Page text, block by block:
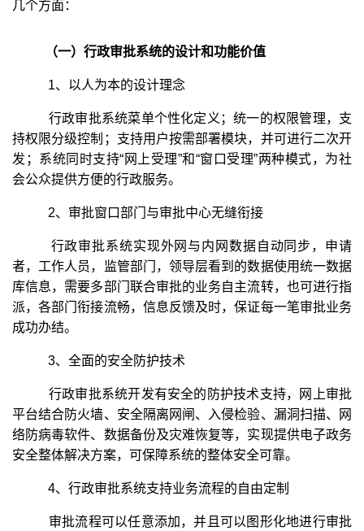
几个方面：
（一）行政审批系统的设计和功能价值
1、以人为本的设计理念
行政审批系统菜单个性化定义；统一的权限管理，支
持权限分级控制；支持用户按需部署模块，并可进行二次开
发；系统同时支持“网上受理”和“窗口受理”两种模式，为社
会公众提供方便的行政服务。
2、审批窗口部门与审批中心无缝衔接
行政审批系统实现外网与内网数据自动同步，申请
者，工作人员，监管部门，领导层看到的数据使用统一数据
库信息，需要多部门联合审批的业务自主流转，也可进行指
派，各部门衔接流畅，信息反馈及时，保证每一笔审批业务
成功办结。
3、全面的安全防护技术
行政审批系统开发有安全的防护技术支持，网上审批
平台结合防火墙、安全隔离网闸、入侵检验、漏洞扫描、网
络防病毒软件、数据备份及灾难恢复等，实现提供电子政务
安全整体解决方案，可保障系统的整体安全可靠。
4、行政审批系统支持业务流程的自由定制
审批流程可以任意添加，并且可以图形化地进行审批